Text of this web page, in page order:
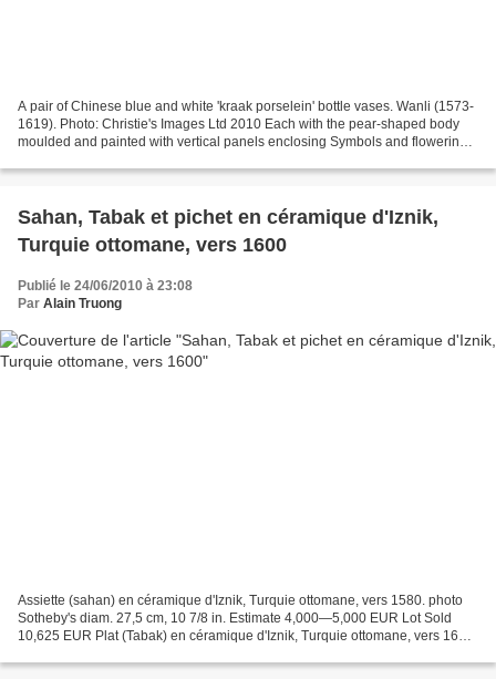
A pair of Chinese blue and white 'kraak porselein' bottle vases. Wanli (1573-
1619). Photo: Christie's Images Ltd 2010 Each with the pear-shaped body
moulded and painted with vertical panels enclosing Symbols and flowering
Sahan, Tabak et pichet en céramique d'Iznik,
Turquie ottomane, vers 1600
Publié le 24/06/2010 à 23:08
Par Alain Truong
Assiette (sahan) en céramique d'Iznik, Turquie ottomane, vers 1580. photo
Sotheby's diam. 27,5 cm, 10 7/8 in. Estimate 4,000—5,000 EUR Lot Sold
10,625 EUR Plat (Tabak) en céramique d'Iznik, Turquie ottomane, vers 1600.